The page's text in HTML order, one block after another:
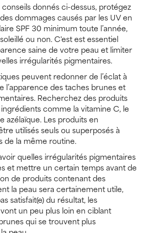
donnés ci-dessus, protégez
dommages causés par les UV en
SPF 30 minimum toute l’année,
ou non. C'est est essentiel
saine de votre peau et limiter
irrégularités pigmentaires.
peuvent redonner de l’éclat à
l’apparence des taches brunes et
Recherchez des produits
comme la vitamine C, le
azélaïque. Les produits en
utilisés seuls ou superposés à
de la même routine.
quelles irrégularités pigmentaires
et mettre un certain temps avant de
de produits contenant des
la peau sera certainement utile,
satisfait(e) du résultat, les
un peu plus loin en ciblant
qui se trouvent plus